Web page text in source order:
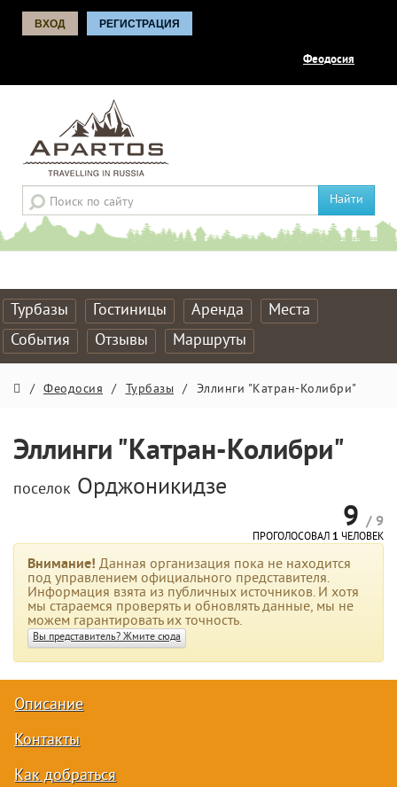
ВХОД РЕГИСТРАЦИЯ
Феодосия
Найти
Турбазы Гостиницы Аренда
Места
События
Отзывы Маршруты
/ Феодосия / Турбазы / Эллинги "Катран-Колибри"
Эллинги "Катран-Колибри"
поселок Орджоникидзе
9 / 9
ПРОГОЛОСОВАЛ 1 ЧЕЛОВЕК
Внимание! Данная организация пока не находится
под управлением официального представителя.
Информация взята из публичных источников. И хотя
мы стараемся проверять и обновлять данные, мы не
можем гарантировать их точность.
Вы представитель? Жмите сюда
Описание
Контакты
Как добраться